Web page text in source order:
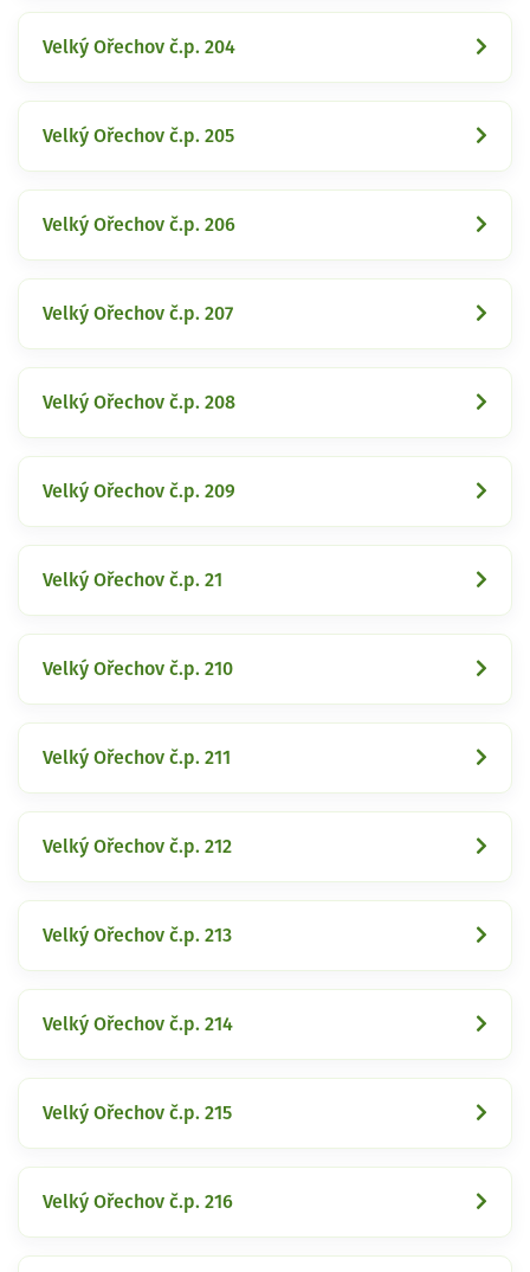
Velký Ořechov č.p. 204
Velký Ořechov č.p. 205
Velký Ořechov č.p. 206
Velký Ořechov č.p. 207
Velký Ořechov č.p. 208
Velký Ořechov č.p. 209
Velký Ořechov č.p. 21
Velký Ořechov č.p. 210
Velký Ořechov č.p. 211
Velký Ořechov č.p. 212
Velký Ořechov č.p. 213
Velký Ořechov č.p. 214
Velký Ořechov č.p. 215
Velký Ořechov č.p. 216